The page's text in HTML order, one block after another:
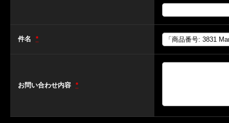
件名 *
お問い合わせ内容 *